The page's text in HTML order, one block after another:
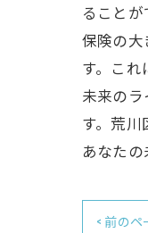
ること
保険の
す。こ
未来の
す。荒
あなた
< 前のペ